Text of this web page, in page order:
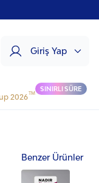
Giriş Yap
2026TM
SINIRLI SÜRE
Benzer Ürünler